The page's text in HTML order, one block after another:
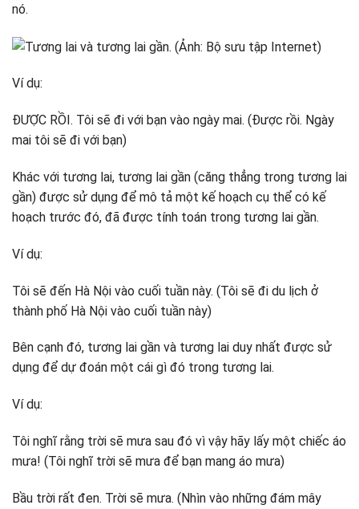
nó.
Ví dụ:
ĐƯỢC RỒI. Tôi sẽ đi với bạn vào ngày mai. (Được rồi. Ngày
mai tôi sẽ đi với bạn)
Khác với tương lai, tương lai gần (căng thẳng trong tương lai
gần) được sử dụng để mô tả một kế hoạch cụ thể có kế
hoạch trước đó, đã được tính toán trong tương lai gần.
Ví dụ:
Tôi sẽ đến Hà Nội vào cuối tuần này. (Tôi sẽ đi du lịch ở
thành phố Hà Nội vào cuối tuần này)
Bên cạnh đó, tương lai gần và tương lai duy nhất được sử
dụng để dự đoán một cái gì đó trong tương lai.
Ví dụ:
Tôi nghĩ rằng trời sẽ mưa sau đó vì vậy hãy lấy một chiếc áo
mưa! (Tôi nghĩ trời sẽ mưa để bạn mang áo mưa)
Bầu trời rất đen. Trời sẽ mưa. (Nhìn vào những đám mây